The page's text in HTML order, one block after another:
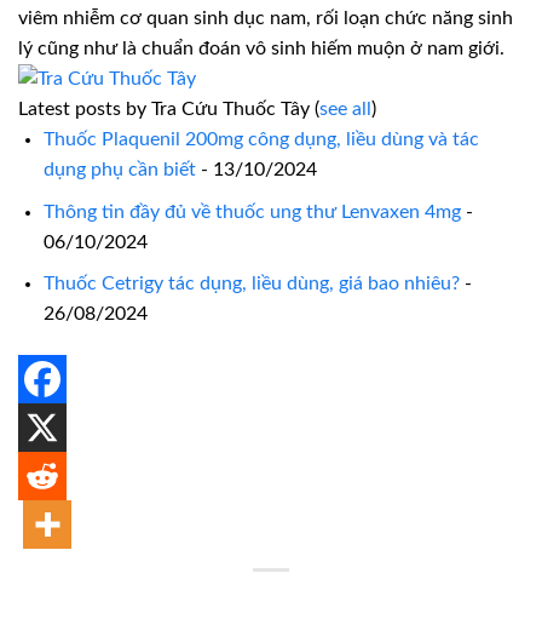
viêm nhiễm cơ quan sinh dục nam, rối loạn chức năng sinh
lý cũng như là chuẩn đoán vô sinh hiếm muộn ở nam giới.
Latest posts by Tra Cứu Thuốc Tây (see all )
Thuốc Plaquenil 200mg công dụng, liều dùng và tác
dụng phụ cần biết- 13/10/2024
Thông tin đầy đủ về thuốc ung thư Lenvaxen 4mg-
06/10/2024
Thuốc Cetrigy tác dụng, liều dùng, giá bao nhiêu?-
26/08/2024